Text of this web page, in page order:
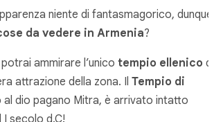
niente di fantasmagorico, dunque
da vedere in Armenia?
potrai ammirare l’unico tempio ellenico di
attrazione della zona. Il Tempio di
al dio pagano Mitra, è arrivato intatto